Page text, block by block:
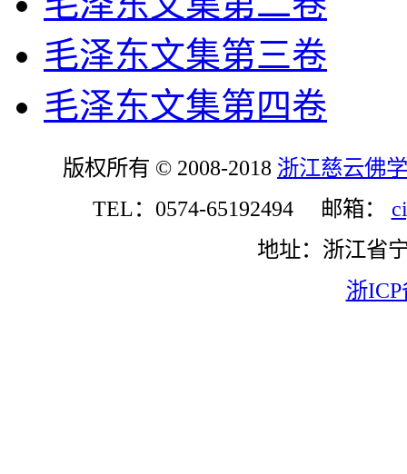
毛泽东文集第三卷
毛泽东文集第四卷
版权所有 © 2008-2018 浙江慈云佛
TEL：0574-65192494 邮箱：
地址：浙江省
浙ICP